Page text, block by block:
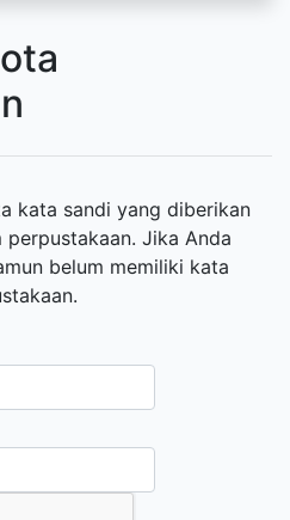
kata sandi yang diberikan
Jika Anda
belum memiliki kata